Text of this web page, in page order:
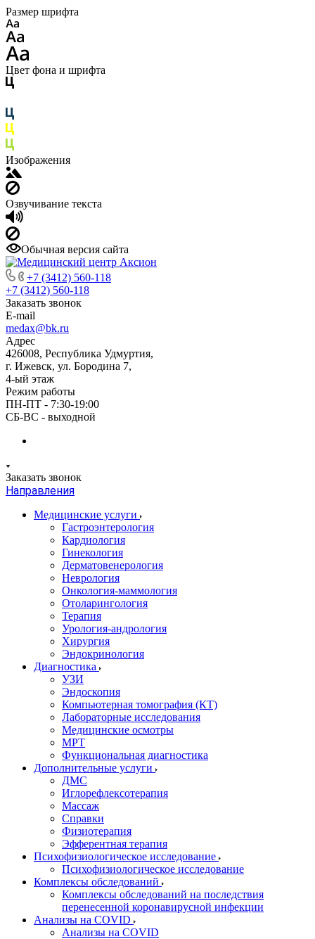
Размер шрифта
Цвет фона и шрифта
Изображения
Озвучивание текста
Обычная версия сайта
+7 (3412) 560-118
+7 (3412) 560-118
Заказать звонок
E-mail
medax@bk.ru
Адрес
426008, Республика Удмуртия,
г. Ижевск, ул. Бородина 7,
4-ый этаж
Режим работы
ПН-ПТ - 7:30-19:00
СБ-ВС - выходной
Заказать звонок
Направления
Медицинские услуги
Гастроэнтерология
Кардиология
Гинекология
Дерматовенерология
Неврология
Онкология-маммология
Отоларингология
Терапия
Урология-андрология
Хирургия
Эндокринология
Диагностика
УЗИ
Эндоскопия
Компьютерная томография (КТ)
Лабораторные исследования
Медицинские осмотры
МРТ
Функциональная диагностика
Дополнительные услуги
ДМС
Иглорефлексотерапия
Массаж
Справки
Физиотерапия
Эфферентная терапия
Психофизиологическое исследование
Психофизиологическое исследование
Комплексы обследований
Комплексы обследований на последствия
перенесенной коронавирусной инфекции
Анализы на COVID
Анализы на COVID